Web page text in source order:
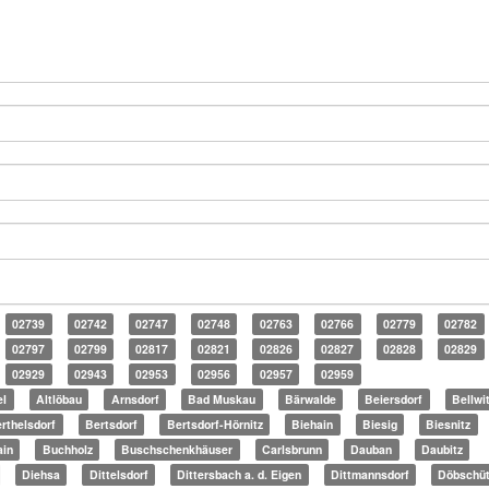
02739 02742 02747 02748 02763 02766 02779
02782
02797 02799 02817 02821 02826 02827 02828
02829
02929 02943 02953 02956 02957
02959
Altlöbau Arnsdorf Bad Muskau Bärwalde Beiersdorf
Bertsdorf Bertsdorf-Hörnitz Biehain Biesig
Biesnitz
Buchholz Buschschenkhäuser Carlsbrunn Dauban
Daubitz
Diehsa Dittelsdorf Dittersbach a. d. Eigen Dittmannsdorf